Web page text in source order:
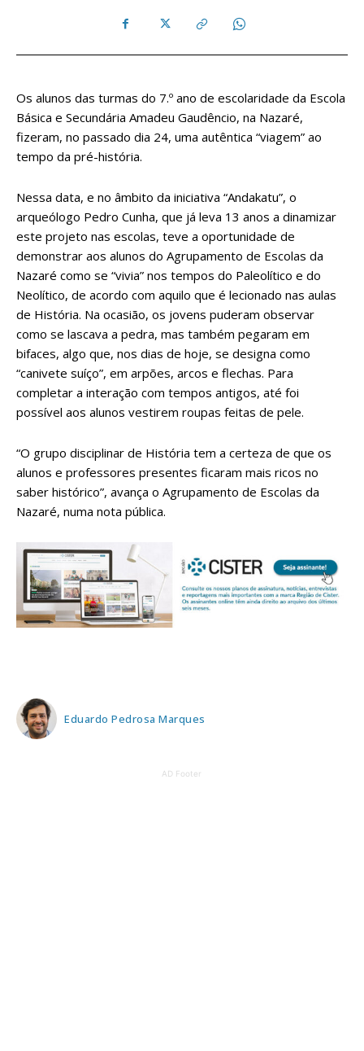
Os alunos das turmas do 7.º ano de escolaridade da Escola
Básica e Secundária Amadeu Gaudêncio, na Nazaré,
fizeram, no passado dia 24, uma autêntica “viagem” ao
tempo da pré-história.
Nessa data, e no âmbito da iniciativa “Andakatu”, o
arqueólogo Pedro Cunha, que já leva 13 anos a dinamizar
este projeto nas escolas, teve a oportunidade de
demonstrar aos alunos do Agrupamento de Escolas da
Nazaré como se “vivia” nos tempos do Paleolítico e do
Neolítico, de acordo com aquilo que é lecionado nas aulas
de História. Na ocasião, os jovens puderam observar
como se lascava a pedra, mas também pegaram em
bifaces, algo que, nos dias de hoje, se designa como
“canivete suíço”, em arpões, arcos e flechas. Para
completar a interação com tempos antigos, até foi
possível aos alunos vestirem roupas feitas de pele.
“O grupo disciplinar de História tem a certeza de que os
alunos e professores presentes ficaram mais ricos no
saber histórico”, avança o Agrupamento de Escolas da
Nazaré, numa nota pública.
Eduardo Pedrosa Marques
AD Footer